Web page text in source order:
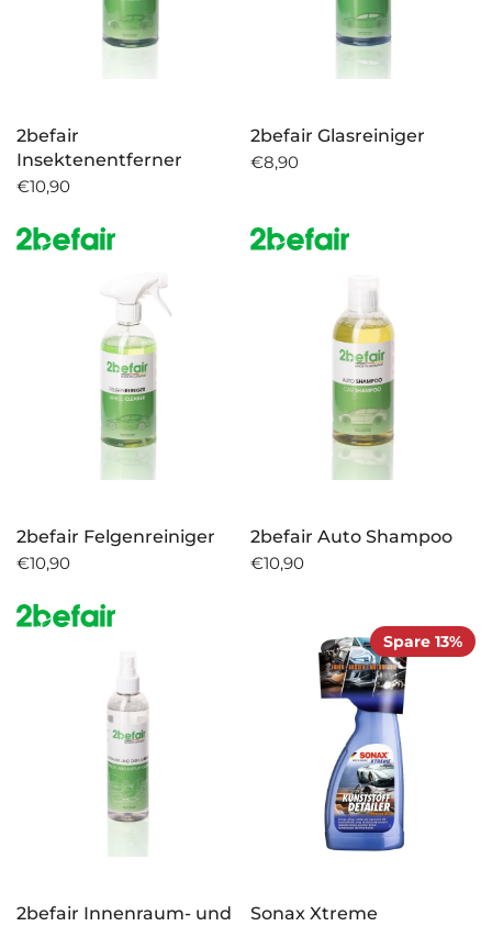
2befair
Insektenentferner
€10,90
2befair Glasreiniger
€8,90
2befair Felgenreiniger
€10,90
2befair Auto Shampoo
€10,90
2befair Innenraum- und
Spare 13%
Sonax Xtreme